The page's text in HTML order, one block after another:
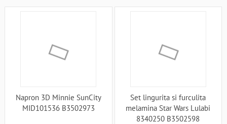
Napron 3D Minnie SunCity
MID101536 B3502973
Set lingurita si furculita
melamina Star Wars Lulabi
8340250 B3502598